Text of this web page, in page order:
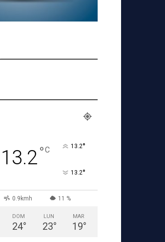
13.2°C 13.2°
13.2°
0.9kmh 11 %
DOM
24°
LUN
23°
MAR
19°